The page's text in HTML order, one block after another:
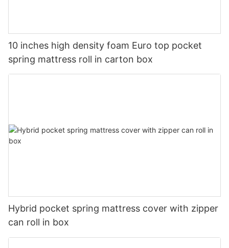
10 inches high density foam Euro top pocket
spring mattress roll in carton box
Hybrid pocket spring mattress cover with zipper
can roll in box